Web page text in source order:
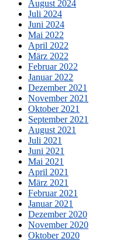
August 2024
Juli 2024
Juni 2024
Mai 2022
April 2022
März 2022
Februar 2022
Januar 2022
Dezember 2021
November 2021
Oktober 2021
September 2021
August 2021
Juli 2021
Juni 2021
Mai 2021
April 2021
März 2021
Februar 2021
Januar 2021
Dezember 2020
November 2020
Oktober 2020